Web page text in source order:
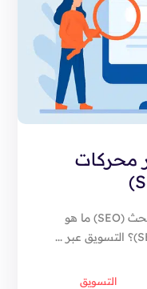
محركات
التسويق
أهمية التسويق عبر محركات البحث (SEO) ما هو